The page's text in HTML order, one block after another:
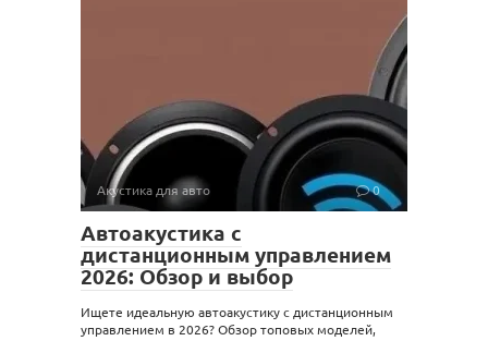
Акустика для авто 0
Автоакустика с
дистанционным управлением
2026: Обзор и выбор
Ищете идеальную автоакустику с дистанционным
управлением в 2026? Обзор топовых моделей,